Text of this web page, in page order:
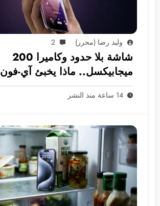
وليد رضا (محرر) 2
شاشة بلا حدود وكاميرا 200
ميجابيكسل.. ماذا يخبئ آي-فون
2028؟
14 ساعة منذ النشر